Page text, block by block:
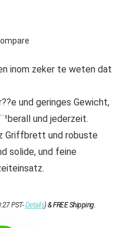
inom zeker te weten dat
und geringes Gewicht,
und jederzeit.
Griffbrett und robuste
solide, und feine
PST-Details)&FREE Shipping.